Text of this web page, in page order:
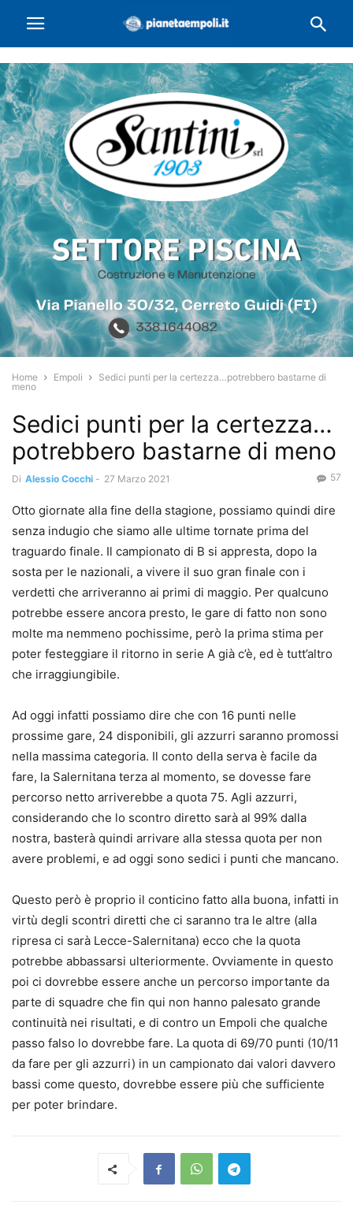
Home Empoli
Sedici punti per la certezza…potrebbero bastarne di
meno
Sedici punti per la certezza…
potrebbero bastarne di meno
Di Alessio Cocchi - 27 Marzo 2021 57
Otto giornate alla fine della stagione, possiamo quindi dire
senza indugio che siamo alle ultime tornate prima del
traguardo finale. Il campionato di B si appresta, dopo la
sosta per le nazionali, a vivere il suo gran finale con i
verdetti che arriveranno ai primi di maggio. Per qualcuno
potrebbe essere ancora presto, le gare di fatto non sono
molte ma nemmeno pochissime, però la prima stima per
poter festeggiare il ritorno in serie A già c’è, ed è tutt’altro
che irraggiungibile.
Ad oggi infatti possiamo dire che con 16 punti nelle
prossime gare, 24 disponibili, gli azzurri saranno promossi
nella massima categoria. Il conto della serva è facile da
fare, la Salernitana terza al momento, se dovesse fare
percorso netto arriverebbe a quota 75. Agli azzurri,
considerando che lo scontro diretto sarà al 99% dalla
nostra, basterà quindi arrivare alla stessa quota per non
avere problemi, e ad oggi sono sedici i punti che mancano.
Questo però è proprio il conticino fatto alla buona, infatti in
virtù degli scontri diretti che ci saranno tra le altre (alla
ripresa ci sarà Lecce-Salernitana) ecco che la quota
potrebbe abbassarsi ulteriormente. Ovviamente in questo
poi ci dovrebbe essere anche un percorso importante da
parte di squadre che fin qui non hanno palesato grande
continuità nei risultati, e di contro un Empoli che qualche
passo falso lo dovrebbe fare. La quota di 69/70 punti (10/11
da fare per gli azzurri) in un campionato dai valori davvero
bassi come questo, dovrebbe essere più che sufficiente
per poter brindare.